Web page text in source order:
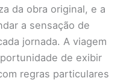
da obra original, e a
a sensação de
jornada. A viagem
de exibir
regras particulares